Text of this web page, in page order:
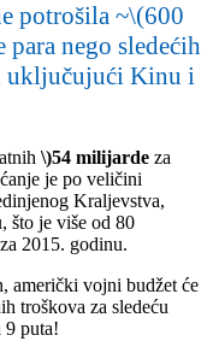
potrošila ~\(600
nego sledećih
uključujući Kinu i
\)54 milijarde za
je po veličini
Kraljevstva,
što je više od 80
2015. godinu.
američki vojni budžet će
troškova za sledeću
9 puta!